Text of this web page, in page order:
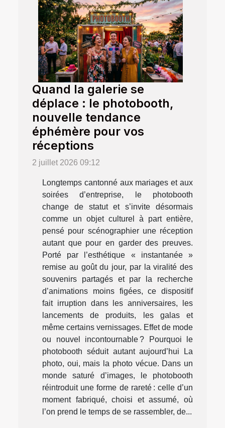
Quand la galerie se
déplace : le photobooth,
nouvelle tendance
éphémère pour vos
réceptions
2 juillet 2026 09:12
Longtemps cantonné aux mariages et aux
soirées d’entreprise, le photobooth
change de statut et s’invite désormais
comme un objet culturel à part entière,
pensé pour scénographier une réception
autant que pour en garder des preuves.
Porté par l’esthétique « instantanée »
remise au goût du jour, par la viralité des
souvenirs partagés et par la recherche
d’animations moins figées, ce dispositif
fait irruption dans les anniversaires, les
lancements de produits, les galas et
même certains vernissages. Effet de mode
ou nouvel incontournable ? Pourquoi le
photobooth séduit autant aujourd’hui La
photo, oui, mais la photo vécue. Dans un
monde saturé d’images, le photobooth
réintroduit une forme de rareté : celle d’un
moment fabriqué, choisi et assumé, où
l’on prend le temps de se rassembler, de...